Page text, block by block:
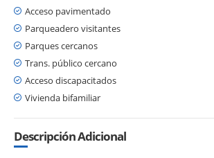
Acceso pavimentado
Parqueadero visitantes
Parques cercanos
Trans. público cercano
Acceso discapacitados
Vivienda bifamiliar
Descripción Adicional